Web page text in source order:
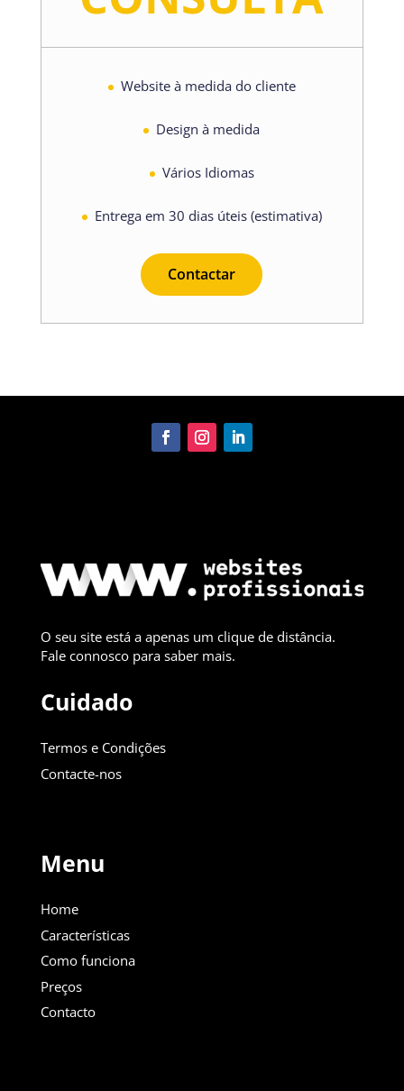
Website à medida do cliente
Design à medida
Vários Idiomas
Entrega em 30 dias úteis (estimativa)
Contactar
O seu site está a apenas um clique de distância.
Fale connosco para saber mais.
Cuidado
Termos e Condições
Contacte-nos
Menu
Home
Características
Como funciona
Preços
Contacto